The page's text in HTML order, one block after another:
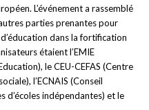
L’événement a rassemblé
parties prenantes pour
dans la fortification
étaient l’EMIE
le CEU-CEFAS (Centre
l’ECNAIS (Conseil
d’écoles indépendantes) et le